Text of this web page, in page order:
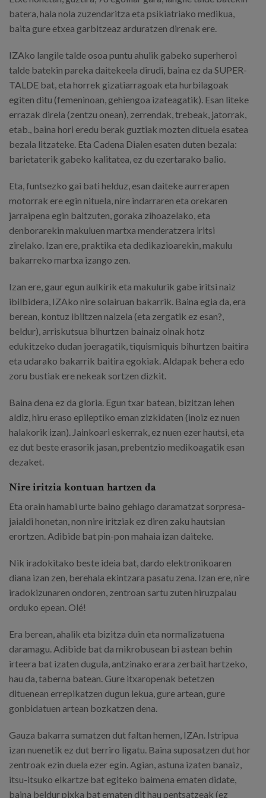
batera, hala nola zuzendaritza eta psikiatriako medikua,
baita gure etxea garbitzeaz arduratzen direnak ere.
IZAko langile talde osoa puntu ahulik gabeko superheroi
talde batekin pareka daitekeela dirudi, baina ez da SUPER-
TALDE bat, eta horrek gizatiarragoak eta hurbilagoak
egiten ditu (femeninoan, gehiengoa izateagatik). Esan liteke
errazak direla (zentzu onean), zerrendak, trebeak, jatorrak,
etab., baina hori eredu berak guztiak mozten dituela esatea
bezala litzateke. Eta Cadena Dialen esaten duten bezala:
barietaterik gabeko kalitatea, ez du ezertarako balio.
Eta, funtsezko gai bati helduz, esan daiteke aurrerapen
motorrak ere egin nituela, nire indarraren eta orekaren
jarraipena egin baitzuten, goraka zihoazelako, eta
denborarekin makuluen martxa menderatzera iritsi
zirelako. Izan ere, praktika eta dedikazioarekin, makulu
bakarreko martxa izango zen.
Izan ere, gaur egun aulkirik eta makulurik gabe iritsi naiz
ibilbidera, IZAko nire solairuan bakarrik. Baina egia da, era
berean, kontuz ibiltzen naizela (eta zergatik ez esan?,
beldur), arriskutsua bihurtzen bainaiz oinak hotz
edukitzeko dudan joeragatik, tiquismiquis bihurtzen baitira
eta udarako bakarrik baitira egokiak. Aldapak behera edo
zoru bustiak ere nekeak sortzen dizkit.
Baina dena ez da gloria. Egun txar batean, bizitzan lehen
aldiz, hiru eraso epileptiko eman zizkidaten (inoiz ez nuen
halakorik izan). Jainkoari eskerrak, ez nuen ezer hautsi, eta
ez dut beste erasorik jasan, prebentzio medikoagatik esan
dezaket.
Nire iritzia kontuan hartzen da
Eta orain hamabi urte baino gehiago daramatzat sorpresa-
jaialdi honetan, non nire iritziak ez diren zaku hautsian
erortzen. Adibide bat pin-pon mahaia izan daiteke.
Nik iradokitako beste ideia bat, dardo elektronikoaren
diana izan zen, berehala ekintzara pasatu zena. Izan ere, nire
iradokizunaren ondoren, zentroan sartu zuten hiruzpalau
orduko epean. Olé!
Era berean, ahalik eta bizitza duin eta normalizatuena
daramagu. Adibide bat da mikrobusean bi astean behin
irteera bat izaten dugula, antzinako erara zerbait hartzeko,
hau da, taberna batean. Gure itxaropenak betetzen
dituenean errepikatzen dugun lekua, gure artean, gure
gonbidatuen artean bozkatzen dena.
Gauza bakarra sumatzen dut faltan hemen, IZAn. Istripua
izan nuenetik ez dut berriro ligatu. Baina suposatzen dut hor
zentroak ezin duela ezer egin. Agian, astuna izaten banaiz,
itsu-itsuko elkartze bat egiteko baimena ematen didate,
baina beldur pixka bat ematen dit hau pentsatzeak (ez